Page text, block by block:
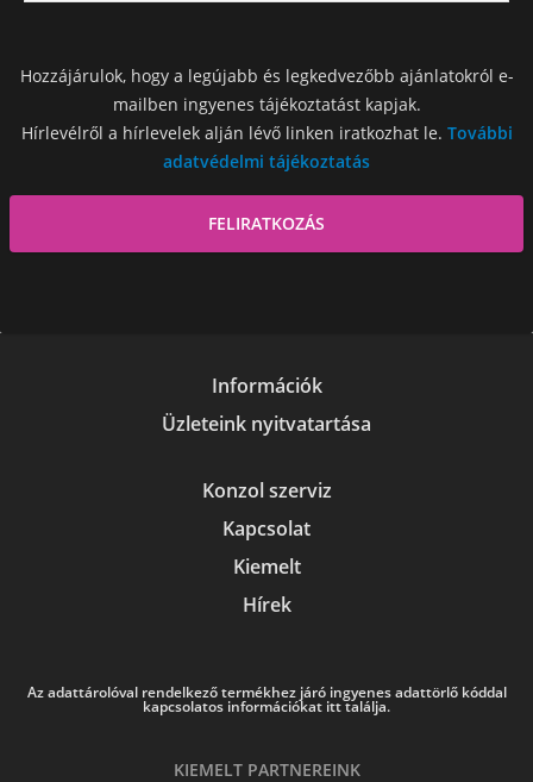
Hozzájárulok, hogy a legújabb és legkedvezőbb ajánlatokról e-
mailben ingyenes tájékoztatást kapjak.
Hírlevélről a hírlevelek alján lévő linken iratkozhat le. További
adatvédelmi tájékoztatás
Információk
Üzleteink nyitvatartása
Konzol szerviz
Kapcsolat
Kiemelt
Hírek
Az adattárolóval rendelkező termékhez járó ingyenes adattörlő kóddal
kapcsolatos információkat itt találja.
KIEMELT PARTNEREINK